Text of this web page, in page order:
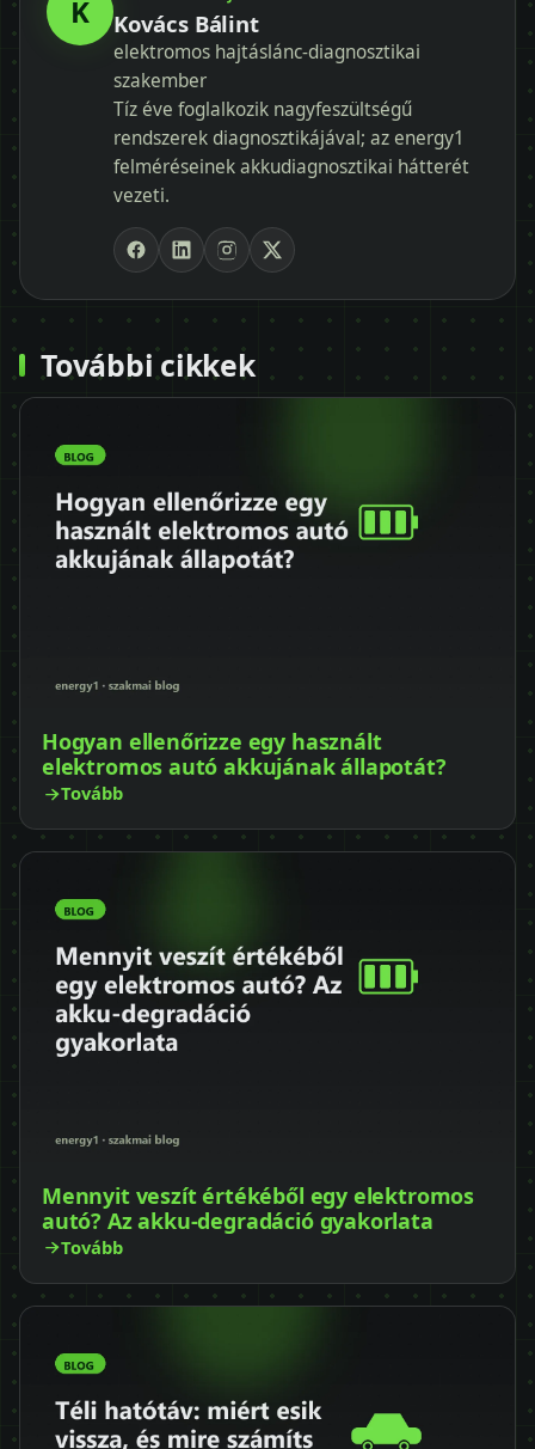
K Kovács Bálint
elektromos hajtáslánc-diagnosztikai
szakember
Tíz éve foglalkozik nagyfeszültségű
rendszerek diagnosztikájával; az energy1
felméréseinek akkudiagnosztikai hátterét
vezeti.
További cikkek
Hogyan ellenőrizze egy használt
elektromos autó akkujának állapotát?
Tovább
Mennyit veszít értékéből egy elektromos
autó? Az akku-degradáció gyakorlata
Tovább